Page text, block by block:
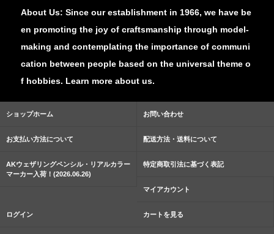
About Us: Since our establishment in 1966, we have be
en promoting the joy of craftsmanship through model-
making and contemplating the importance of communi
cation between people based on the universal theme o
f hobbies. Learn more about us.
ショップホーム お問い合わせ
お支払い方法について 配送方法・送料について
AKウェザリングペンシル・リアルカラー
マーカー入荷！(2026.06.26)
特定商取引法に基づく表記
マイアカウント
ログイン カートを見る